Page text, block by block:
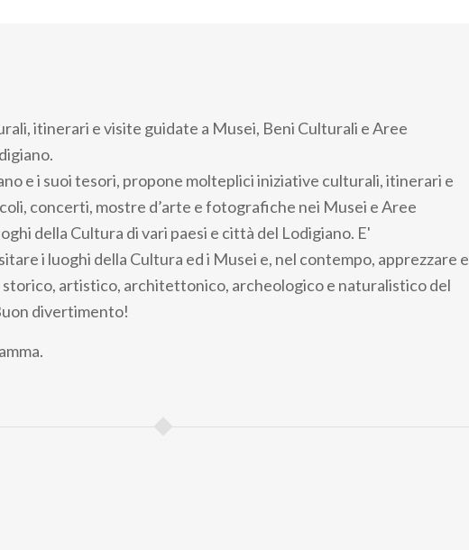
itinerari e visite guidate a Musei, Beni Culturali e Aree
e i suoi tesori, propone molteplici iniziative culturali, itinerari e
concerti, mostre d’arte e fotografiche nei Musei e Aree
della Cultura di vari paesi e città del Lodigiano. E'
i luoghi della Cultura ed i Musei e, nel contempo, apprezzare e
artistico, architettonico, archeologico e naturalistico del
divertimento!